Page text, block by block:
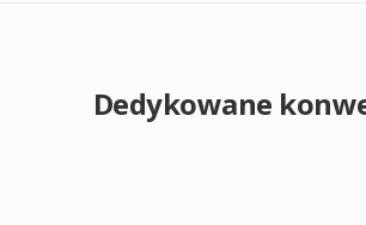
Dedykowane